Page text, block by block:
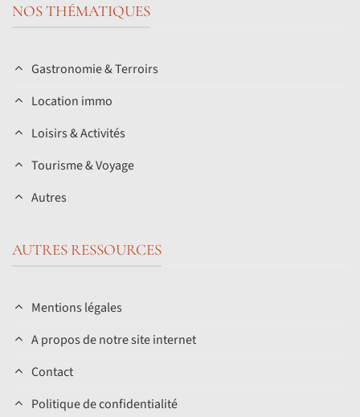
NOS THÉMATIQUES
Gastronomie & Terroirs
Location immo
Loisirs & Activités
Tourisme & Voyage
Autres
AUTRES RESSOURCES
Mentions légales
A propos de notre site internet
Contact
Politique de confidentialité